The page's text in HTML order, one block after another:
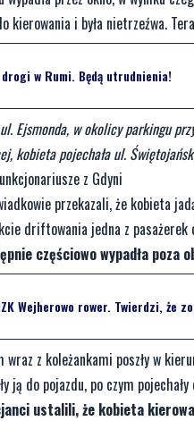
kierowania i była nietrzeźwa.
w Rumi. Będą utrudnienia!
Ejsmonda, w okolicy parkingu
kobieta pojechała ul.
z Gdyni
przekazali, że kobieta
driftowania jedna z pasażerek
częściowo wypadła poza
Wejherowo rower. Twierdzi, że
z koleżankami poszły w
ją do pojazdu, po czym
ustalili, że kobieta